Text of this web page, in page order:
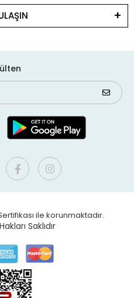
ile korunmaktadır.
Saklıdır